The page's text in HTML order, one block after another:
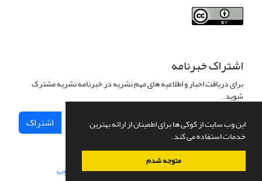
این وب سایت از کوکی ها برای اطمینان از ارائه بهترین
خدمات استفاده می کند.
متوجه شدم
اشتراک خبرنامه
برای دریافت اخبار و اطلاعیه های مهم نشریه در خبرنامه نشریه مشترک
شوید.
اشتراک
سامانه مدیریت نشریات علمی.طراحی و پیاده سازی از سیناوب